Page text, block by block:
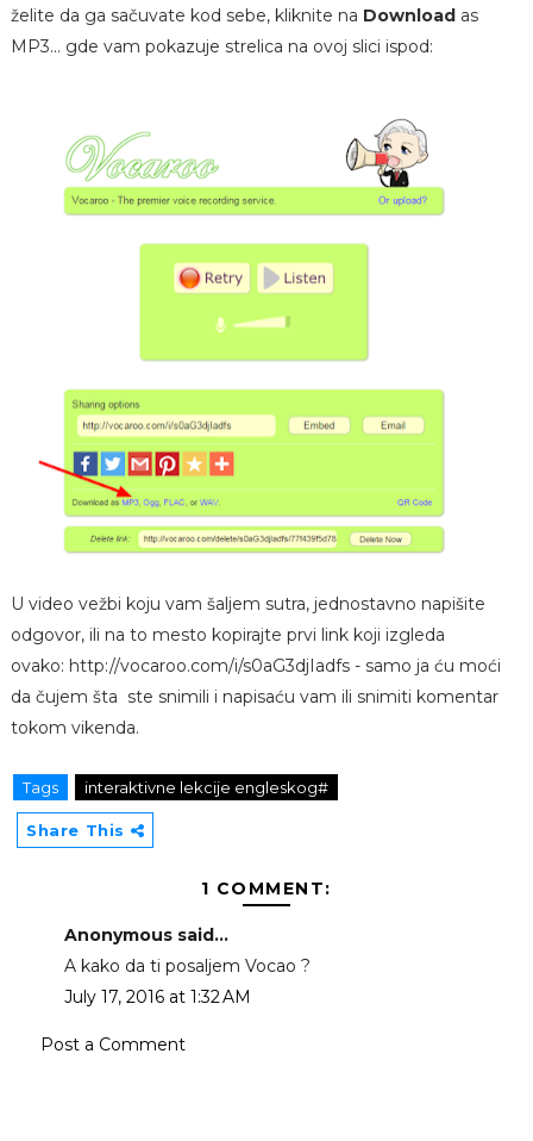
želite da ga sačuvate kod sebe, kliknite na Downloadas
MP3... gde vam pokazuje strelica na ovoj slici ispod:
U video vežbi koju vam šaljem sutra, jednostavno napišite
odgovor, ili na to mesto kopirajte prvi link koji izgleda
ovako: http://vocaroo.com/i/s0aG3djIadfs - samo ja ću moći
da čujem šta ste snimili i napisaću vam ili snimiti komentar
tokom vikenda.
Tags interaktivne lekcije engleskog#
Share This
1 COMMENT:
Anonymous said...
A kako da ti posaljem Vocao ?
July 17, 2016 at 1:32 AM
Post a Comment